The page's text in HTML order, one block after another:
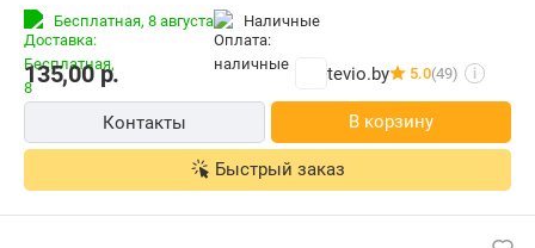
Бесплатная, 8 августа наличные
135,00р. tevio.by 5.0(49) i
Контакты В корзину
Быстрый заказ